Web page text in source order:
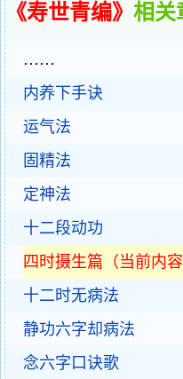
《寿世青编》 相关
……
内养下手诀
运气法
固精法
定神法
十二段动功
四时摄生篇（当前内容
十二时无病法
静功六字却病法
念六字口诀歌